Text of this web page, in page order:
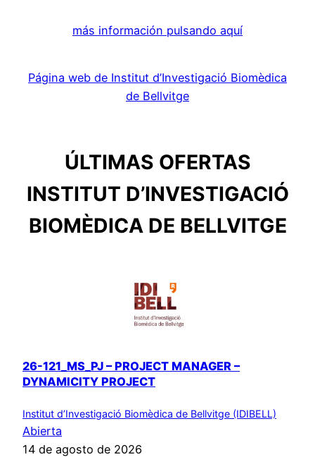
más información pulsando aquí
Página web de Institut d’Investigació Biomèdica
de Bellvitge
ÚLTIMAS OFERTAS
INSTITUT D’INVESTIGACIÓ
BIOMÈDICA DE BELLVITGE
26-121_MS_PJ – PROJECT MANAGER –
DYNAMICITY PROJECT
Institut d’Investigació Biomèdica de Bellvitge (IDIBELL)
Abierta
14 de agosto de 2026